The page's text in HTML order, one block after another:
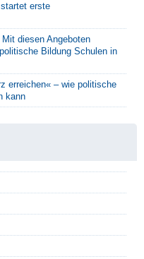
erste
diesen Angeboten
Bildung Schulen in
erreichen« – wie politische
kann